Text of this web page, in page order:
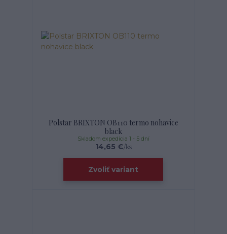
Polstar BRIXTON OB110 termo nohavice
black
14,65 €/ks
Skladom expedícia 1 - 5 dní
Zvoliť variant